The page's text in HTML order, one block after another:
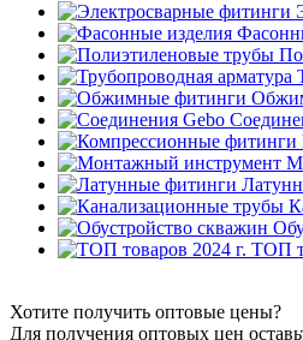
ТОП
Хотите получить оптовые цены?
Для получения оптовых цен